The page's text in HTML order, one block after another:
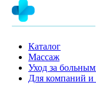
Каталог
Массаж
Уход за
Для компаний и